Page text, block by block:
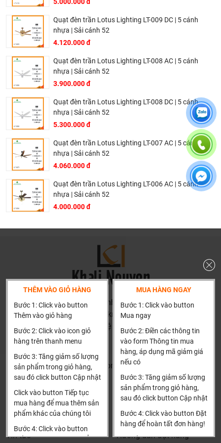
Làm mát nhanh, luồng gió tự nhiên
Quạt trần màu trắng 5 cánh Luxury
được trang bị động
cơ DC cực kì mạnh mẽ có công suất tối đa là 56W, biên
dạng cánh thiết kế theo tiêu chuẩn khắt khe đem lại trải
nghiệm làm mát nhanh gấp nhiều lần. 5 cánh quạt cùng
chức năng đảo chiều thông minh cho luồng gió cực kì tự
Động cơ cùng biên dạng cánh được nâng cấp hơn để có
thể tối ưu lượng gió. Người tiêu dùng sẽ được tận hưởng
luồng gió dễ chịu mà không phải lo về tiếng ồn bất đắc dĩ từ
động cơ, hay cánh quạt trần màu trắng của TLC LIGHTING.
Tiết kiệm điện năng tiêu thụ
Là tiêu chí hàng đầu được cả người tiêu dùng và TLC
LIGHTING đặc biệt quan tâm ở sản phẩm quạt trần màu
trắng Luxury 5 cánh. Sải cánh 1500mm ấn tượng cùng
động cơ DC sẽ giúp quạt trần màu trắng Luxury đạt hiệu
quả tiết kiệm điện đáng kinh ngạc.
Tiết kiệm thời gian và chi phí
Thay vì phải chọnquạt trần màu trắnghay các màu khác,
chọn đèn để bài trí cho căn phòng thì chỉ cần chọn một
chiếc quạt có đèn. Việc mua loại quạt tích hợp đèn LED của
5.000.000 đ
Quạt đèn trần Lotus Lighting LT-009 DC | 5 cánh
nhựa | Sải cánh 52
4.120.000 đ
Quạt đèn trần Lotus Lighting LT-008 AC | 5 cánh
nhựa | Sải cánh 52
3.900.000 đ
Quạt đèn trần Lotus Lighting LT-008 DC | 5 cánh
nhựa | Sải cánh 52
5.300.000 đ
Quạt đèn trần Lotus Lighting LT-007 AC | 5 cánh
nhựa | Sải cánh 52
4.060.000 đ
Quạt đèn trần Lotus Lighting LT-006 AC | 5 cánh
nhựa | Sải cánh 52
4.000.000 đ
THÊM VÀO GIỎ HÀNG
Bước 1: Click vào button
Thêm vào giỏ hàng
Bước 2: Click vào icon giỏ
hàng trên thanh menu
Bước 3: Tăng giảm số lượng
sản phẩm trong giỏ hàng,
sau đó click button Cập nhật
Click vào button Tiếp tục
mua hàng để mua thêm sản
phẩm khác của chúng tôi
Bước 4: Click vào button
Tiến hành thanh toán để
MUA HÀNG NGAY
Bước 1: Click vào button
Mua ngay
Bước 2: Điền các thông tin
vào form Thông tin mua
hàng, áp dụng mã giảm giá
nếu có
Bước 3: Tăng giảm số lượng
sản phẩm trong giỏ hàng,
sau đó click button Cập nhật
Bước 4: Click vào button Đặt
hàng để hoàn tất đơn hàng!
Xin cảm ơn khách hàng!!!
HN: số 160 đường Văn Minh, Di Trạch, Hoài Đức, Hà Nội
(Cách đại học công nghiệp 1 km)
HCM và các tỉnh khác: Liên hệ hotline để được hướng dẫn
đặt hàng
Khalinguyen.vn@gmail.com
0904501766
Thông tin
Tìm đại lý & Hợp tác
Tin tức
Thông tin thêm
Hướng dẫn mua hàng
Hướng dẫn đặt hàng